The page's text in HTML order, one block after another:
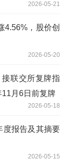
2026-05-21
4.56%，股价创
2026-05-20
联交所复牌指
11月6日前复牌
2026-05-18
度报告及其摘要
2026-05-15